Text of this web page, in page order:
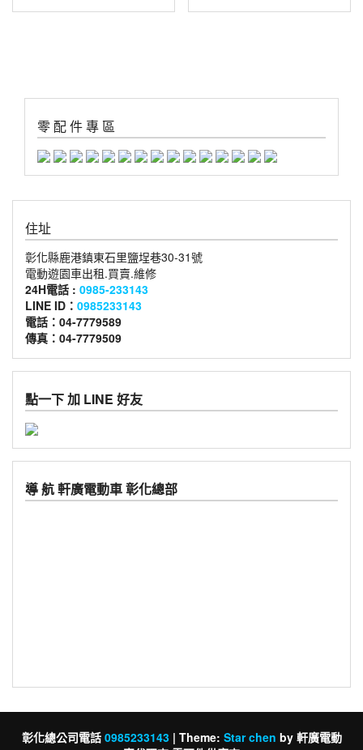
零 配 件 專 區
住址
彰化縣鹿港鎮東石里鹽埕巷30-31號
電動遊園車出租.買賣.維修
24H電話 : 0985-233143
LINE ID： 0985233143
電話：04-7779589
傳真：04-7779509
點一下 加 LINE 好友
導 航 軒廣電動車 彰化總部
彰化總公司電話 0985233143 | Theme: Star chen by 軒廣電動